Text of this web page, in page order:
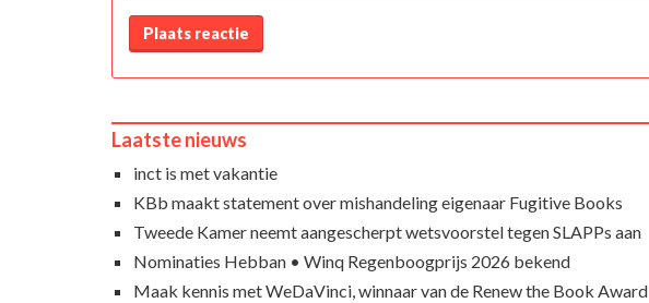
Plaats reactie
Laatste nieuws
inct is met vakantie
KBb maakt statement over mishandeling eigenaar Fugitive Books
Tweede Kamer neemt aangescherpt wetsvoorstel tegen SLAPPs aan
Nominaties Hebban • Winq Regenboogprijs 2026 bekend
Maak kennis met WeDaVinci, winnaar van de Renew the Book Award